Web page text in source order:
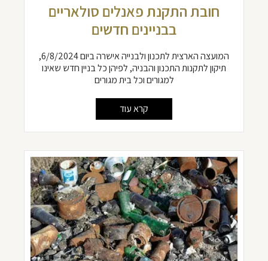
חובת התקנת פאנלים סולאריים
בבניינים חדשים
המועצה הארצית לתכנון ולבנייה אישרה ביום 6/8/2024,
תיקון לתקנות התכנון והבניה, לפיהן כל בניין חדש שאינו
למגורים וכל בית מגורים
קרא עוד